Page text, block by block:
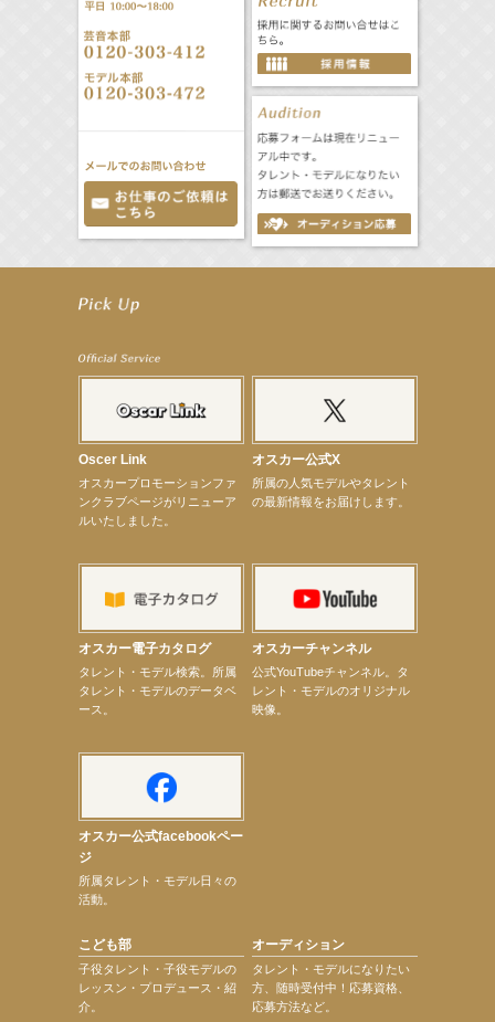
【武井咲】ENFÖLD 2026 PF/FW archetypeに登場！
【elfin’】8月16日（日）「全世界」発売記念イベント決定！
【elfin’】7thシングル『全世界』がFM TANABEでO.A.決定♪
【昆虫ハンター牧田習】宝塚市立手塚治虫記念館トークショー＆宝塚文化芸術センター昆虫展示イ
ショーゲスト出演！
【定本楓馬】WEB DIGVII 連載企画『東京23時』に登場！
【髙橋ひかる】7月雑誌掲載情報
【elfin’】7thシングル『全世界』がFMふくろうでパワープレイO.A.決定
【elfin’】【辻美優】8月28日（金）「辻美優(elfin’)グレイテスト・ショー」に出演決定！
【elfin’】9月27日（日）「Beauty Voice Theater Reboot Vol.3」開催決定！
【本田紗来】「Ray」9月号発売中！
【宇垣美里】「マンガ【推しの子】展‐星のキセキ‐」オープニングイベント
Oscer Link
オスカープロモーションファ
ンクラブページがリニューア
ルいたしました。
オスカー公式X
所属の人気モデルやタレント
の最新情報をお届けします。
オスカー電子カタログ
タレント・モデル検索。所属
タレント・モデルのデータベ
ース。
オスカーチャンネル
公式YouTubeチャンネル。タ
レント・モデルのオリジナル
映像。
オスカー公式facebookペー
ジ
所属タレント・モデル日々の
活動。
こども部
子役タレント・子役モデルの
レッスン・プロデュース・紹
介。
オーディション
タレント・モデルになりたい
方、随時受付中！応募資格、
応募方法など。